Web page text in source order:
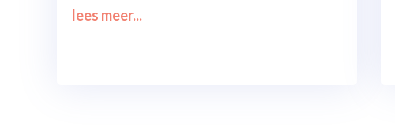
lees meer...